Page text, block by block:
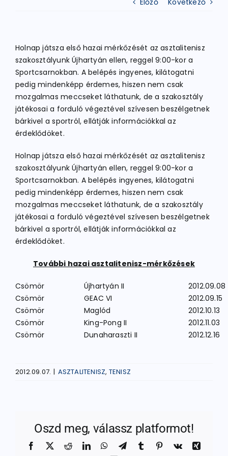
KERÉKPÁR
EGYÉB SPORTÁGAK
PÁLYÁK
ELÉRHETŐSÉGEK
TAGDÍJ BEFIZETÉS
Előző Következő
Holnap játsza első hazai mérkőzését az asztalitenisz
szakosztályunk Újhartyán ellen, reggel 9:00-kor a
Sportcsarnokban. A belépés ingyenes, kilátogatni
pedig mindenképp érdemes, hiszen nem csak
mozgalmas meccseket láthatunk, de a szakosztály
játékosai a forduló végeztével szívesen beszélgetnek
bárkivel a sportról, ellátják információkkal az
érdeklődöket.
Holnap játsza első hazai mérkőzését az asztalitenisz
szakosztályunk Újhartyán ellen, reggel 9:00-kor a
Sportcsarnokban. A belépés ingyenes, kilátogatni
pedig mindenképp érdemes, hiszen nem csak
mozgalmas meccseket láthatunk, de a szakosztály
játékosai a forduló végeztével szívesen beszélgetnek
bárkivel a sportról, ellátják információkkal az
érdeklődöket.
További hazai asztalitenisz-mérkőzések
Csömör Újhartyán II
2012.09.08
Csömör
GEAC VI
2012.09.15
Csömör
Maglód
2012.10.13
Csömör
King-Pong II
2012.11.03
Csömör
Dunaharaszti II 2012.12.16
2012.09.07. | ASZTALITENISZ, TENISZ
Oszd meg, válassz platformot!
Facebook
X RedditLinkedInWhatsApp
TelegramTumblr Pinterest
Vk
Xing